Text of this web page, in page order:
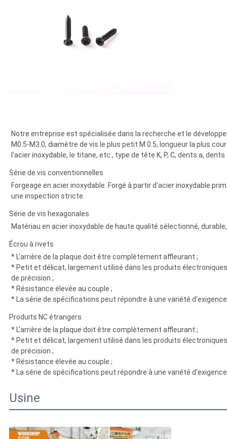
Notre entreprise est spécialisée dans la recherche et le
M0.5-M3.0, diamètre de vis le plus petit M 0.5, longueur la plus
l'acier inoxydable, le titane, etc., type de tête K, P, C, dents a,
Série de vis conventionnelles
Forgeage en acier inoxydable. Forgé à partir d'acier inoxydable
une inspection stricte.
Série de vis hexagonales
Matériau en acier inoxydable de haute qualité sélectionné,
Écrou à rivets
* L'arrière de la plaque doit être complètement affleurant ;
* Petit et délicat, largement utilisé dans les produits
de précision ;
* Résistance élevée au couple ;
* La série de spécifications peut répondre à une variété
Produits NC étrangers
* L'arrière de la plaque doit être complètement affleurant ;
* Petit et délicat, largement utilisé dans les produits
de précision ;
* Résistance élevée au couple ;
* La série de spécifications peut répondre à une variété
Usine